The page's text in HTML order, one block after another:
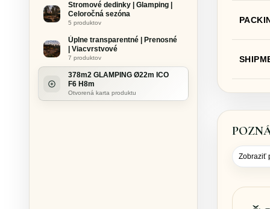
Stromové dedinky | Glamping |
Celoročná sezóna
5 produktov
Úplne transparentné | Prenosné
| Viacvrstvové
7 produktov
378m2 GLAMPING Ø22m ICO
F6 H8m
Otvorená karta produktu
Zobraziť